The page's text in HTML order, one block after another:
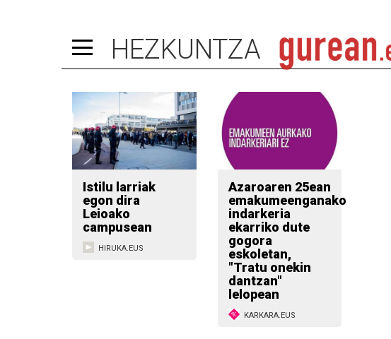
HEZKUNTZA
Istilu larriak
egon dira
Leioako
campusean
HIRUKA.EUS
Azaroaren 25ean
emakumeenganako
indarkeria
ekarriko dute
gogora
eskoletan,
"Tratu onekin
dantzan"
lelopean
KARKARA.EUS